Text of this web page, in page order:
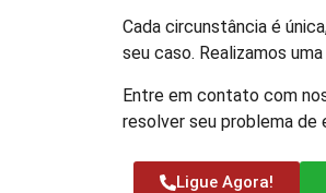
Cada circunstância é
seu caso. Realizamos
Entre em contato com
resolver seu problema
Ligue Agora!